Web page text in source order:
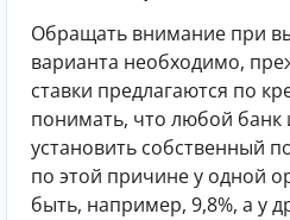
Обращать внимание при
варианта необходимо,
ставки предлагаются по
понимать, что любой
установить собственный
по этой причине у одной
быть, например, 9,8%, а у